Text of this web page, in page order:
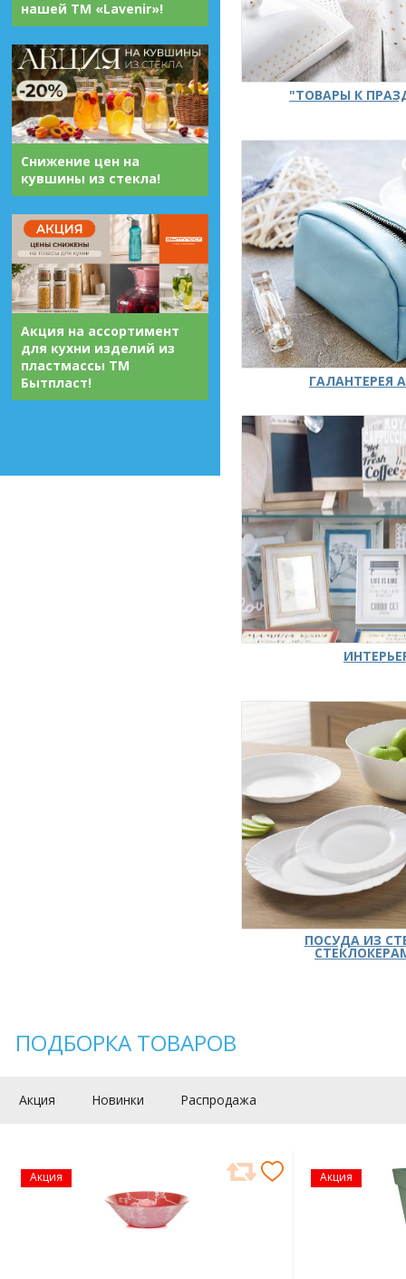
нашей ТМ «Lavenir»!
Снижение цен на
кувшины из стекла!
Акция на ассортимент
для кухни изделий из
пластмассы ТМ
Бытпласт!
"ТОВАРЫ К
ГАЛАНТЕРЕЯ
ПОСУДА ИЗ
ПОДБОРКА ТОВАРОВ
Акция Новинки Распродажа
Акция Акция